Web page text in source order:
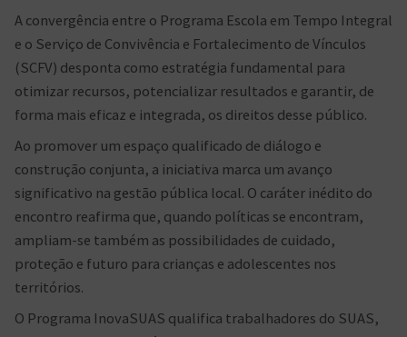
A convergência entre o Programa Escola em Tempo Integral
e o Serviço de Convivência e Fortalecimento de Vínculos
(SCFV) desponta como estratégia fundamental para
otimizar recursos, potencializar resultados e garantir, de
forma mais eficaz e integrada, os direitos desse público.
Ao promover um espaço qualificado de diálogo e
construção conjunta, a iniciativa marca um avanço
significativo na gestão pública local. O caráter inédito do
encontro reafirma que, quando políticas se encontram,
ampliam-se também as possibilidades de cuidado,
proteção e futuro para crianças e adolescentes nos
territórios.
O Programa InovaSUAS qualifica trabalhadores do SUAS,